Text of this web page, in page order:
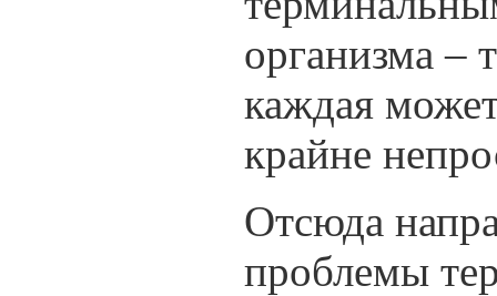
организма –
каждая
крайне
Отсюда
проблемы